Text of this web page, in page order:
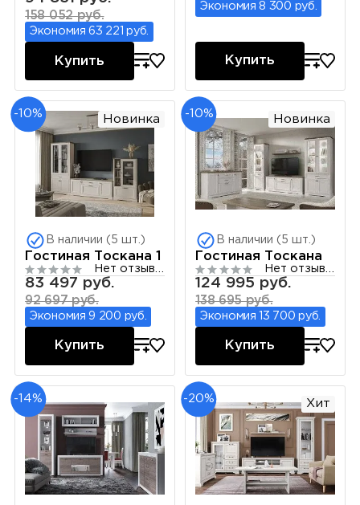
158 052 руб.
Экономия 63 221 руб.
Купить
Экономия 8 300 руб.
Купить
-10% Новинка
В наличии (5 шт.)
Гостиная Тоскана 1
83 497 руб.
92 697 руб.
Экономия 9 200 руб.
Купить
-10% Новинка
В наличии (5 шт.)
Гостиная Тоскана
124 995 руб.
138 695 руб.
Экономия 13 700 руб.
Купить
-14% -20% Хит